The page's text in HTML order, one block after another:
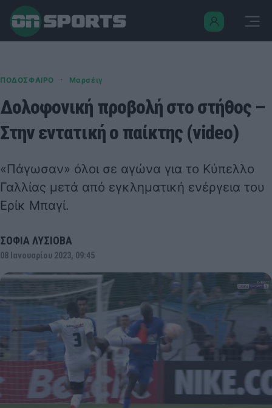
ΠΟΔΟΣΦΑΙΡΟ · Μαρσέιγ
Δολοφονική προβολή στο στήθος –
Στην εντατική ο παίκτης (video)
«Πάγωσαν» όλοι σε αγώνα για το Κύπελλο
Γαλλίας μετά από εγκληματική ενέργεια του
Ερίκ Μπαγί.
ΣΟΦΙΑ ΛΥΣΙΟΒΑ
08 Ιανουαρίου 2023, 09:45